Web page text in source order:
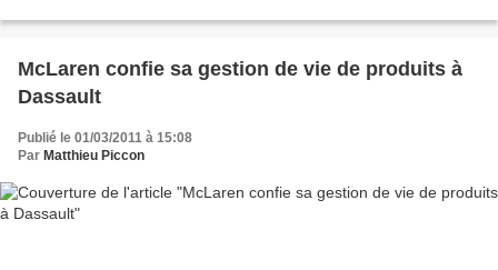
McLaren confie sa gestion de vie de produits à
Dassault
Publié le 01/03/2011 à 15:08
Par Matthieu Piccon